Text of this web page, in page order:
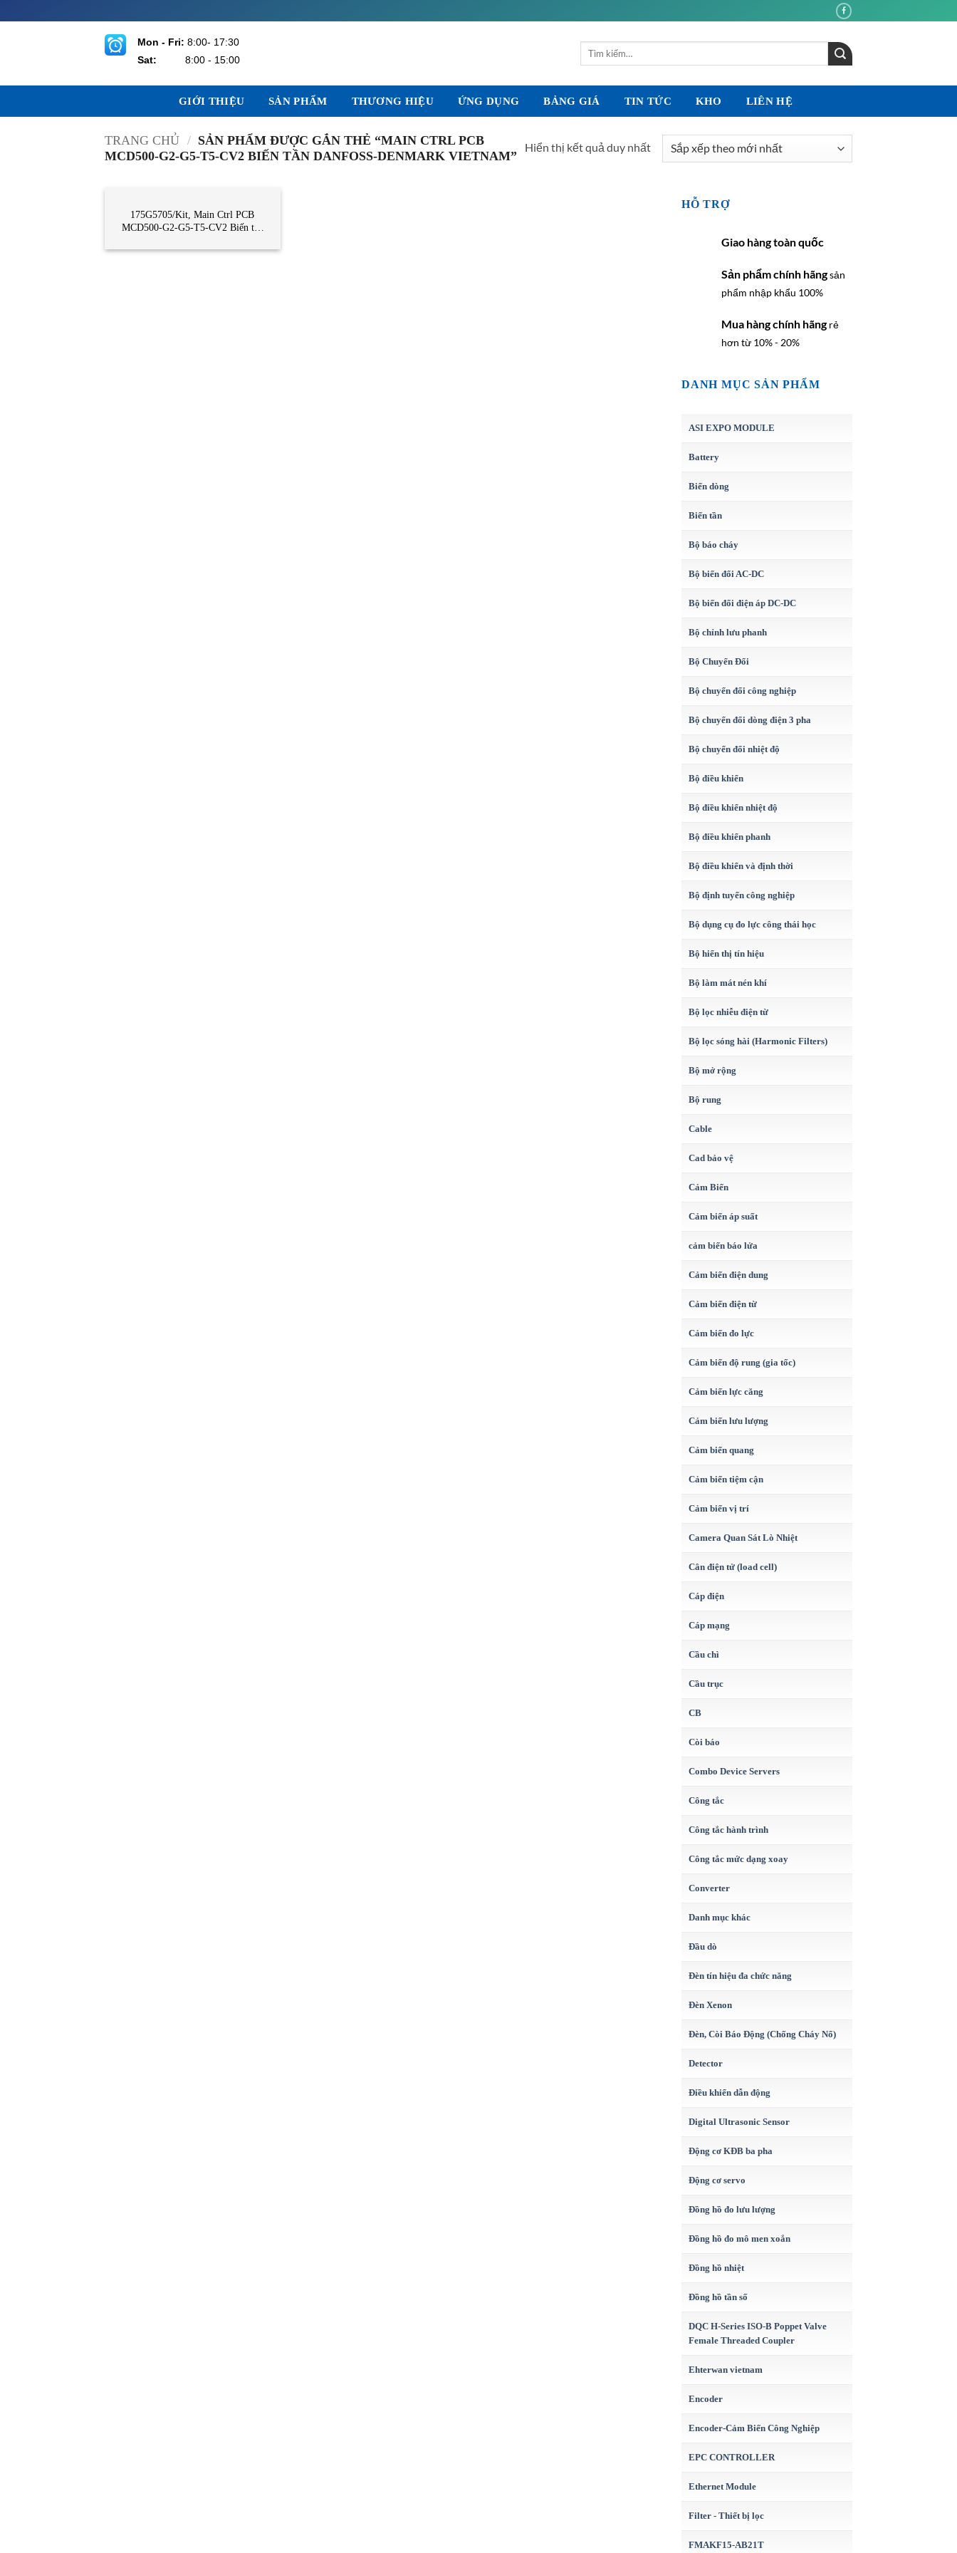
qua
Mon - Fri: 8:00- 17:30
Sat:
8:00 - 15:00
Tìm
GIỚI THIỆU SẢN PHẨM THƯƠNG HIỆU ỨNG DỤNG BẢNG GIÁ TIN TỨC KHO LIÊN HỆ
TRANG CHỦ / SẢN PHẨM ĐƯỢC GẮN THẺ “MAIN CTRL PCB
MCD500-G2-G5-T5-CV2 BIẾN TẦN DANFOSS-DENMARK VIETNAM”
Hiển thị kết quả duy nhất
175G5705/Kit, Main Ctrl PCB
MCD500-G2-G5-T5-CV2 Biến tần
HỖ TRỢ
Giao hàng toàn quốc
Sản phẩm chính hãngsản
phẩm nhập khẩu 100%
Mua hàng chính hãng rẻ
hơn từ 10% - 20%
DANH MỤC SẢN PHẨM
ASI EXPO MODULE
Battery
Biến dòng
Biến tần
Bộ báo cháy
Bộ biến đổi AC-DC
Bộ biến đổi điện áp DC-DC
Bộ chỉnh lưu phanh
Bộ Chuyển Đổi
Bộ chuyển đổi công nghiệp
Bộ chuyển đổi dòng điện 3 pha
Bộ chuyển đổi nhiệt độ
Bộ điều khiển
Bộ điều khiển nhiệt độ
Bộ điều khiển phanh
Bộ điều khiển và định thời
Bộ định tuyến công nghiệp
Bộ dụng cụ đo lực công thái học
Bộ hiển thị tín hiệu
Bộ làm mát nén khí
Bộ lọc nhiễu điện từ
Bộ lọc sóng hài (Harmonic Filters)
Bộ mở rộng
Bộ rung
Cable
Cad bảo vệ
Cảm Biến
Cảm biến áp suất
cảm biến báo lửa
Cảm biến điện dung
Cảm biến điện từ
Cảm biến đo lực
Cảm biến độ rung (gia tốc)
Cảm biến lực căng
Cảm biến lưu lượng
Cảm biến quang
Cảm biến tiệm cận
Cảm biến vị trí
Camera Quan Sát Lò Nhiệt
Cân điện tử (load cell)
Cáp điện
Cáp mạng
Cầu chì
Cầu trục
CB
Còi báo
Combo Device Servers
Công tắc
Công tắc hành trình
Công tắc mức dạng xoay
Converter
Danh mục khác
Đầu dò
Đèn tín hiệu đa chức năng
Đèn Xenon
Đèn, Còi Báo Động (Chống Cháy Nổ)
Detector
Điều khiển dẫn động
Digital Ultrasonic Sensor
Động cơ KĐB ba pha
Động cơ servo
Đồng hồ đo lưu lượng
Đồng hồ đo mô men xoắn
Đồng hồ nhiệt
Đồng hồ tần số
DQC H-Series ISO-B Poppet Valve
Female Threaded Coupler
Ehterwan vietnam
Encoder
Encoder-Cảm Biến Công Nghiệp
EPC CONTROLLER
Ethernet Module
Filter - Thiết bị lọc
FMAKF15-AB21T